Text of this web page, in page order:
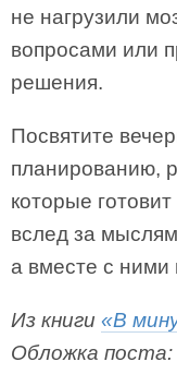
не нагрузили
вопросами или
решения.
Посвятите
планированию,
которые
вслед за
а вместе с ними
Из книги «В
Обложка поста: